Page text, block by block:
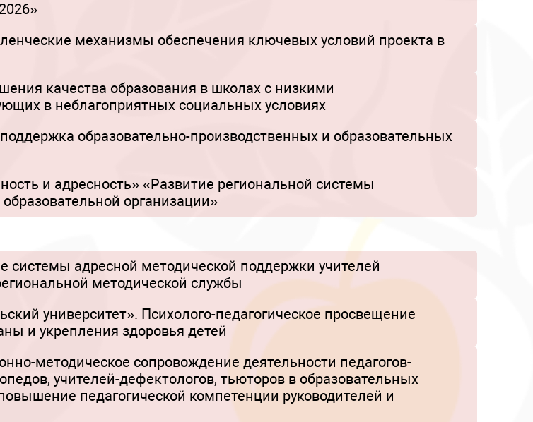
механизмы обеспечения ключевых условий проекта в
качества образования в школах с низкими
в неблагоприятных социальных условиях
образовательно-производственных и образовательных
и адресность» «Развитие региональной системы
организации»
адресной методической поддержки учителей
методической службы
университет». Психолого-педагогическое просвещение
и укрепления здоровья детей
методическое сопровождение деятельности педагогов-
учителей-дефектологов, тьюторов в образовательных
педагогической компетенции руководителей и